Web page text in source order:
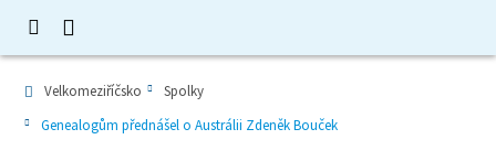
Velkomeziříčsko
Spolky
Genealogům přednášel o Austrálii Zdeněk Bouček